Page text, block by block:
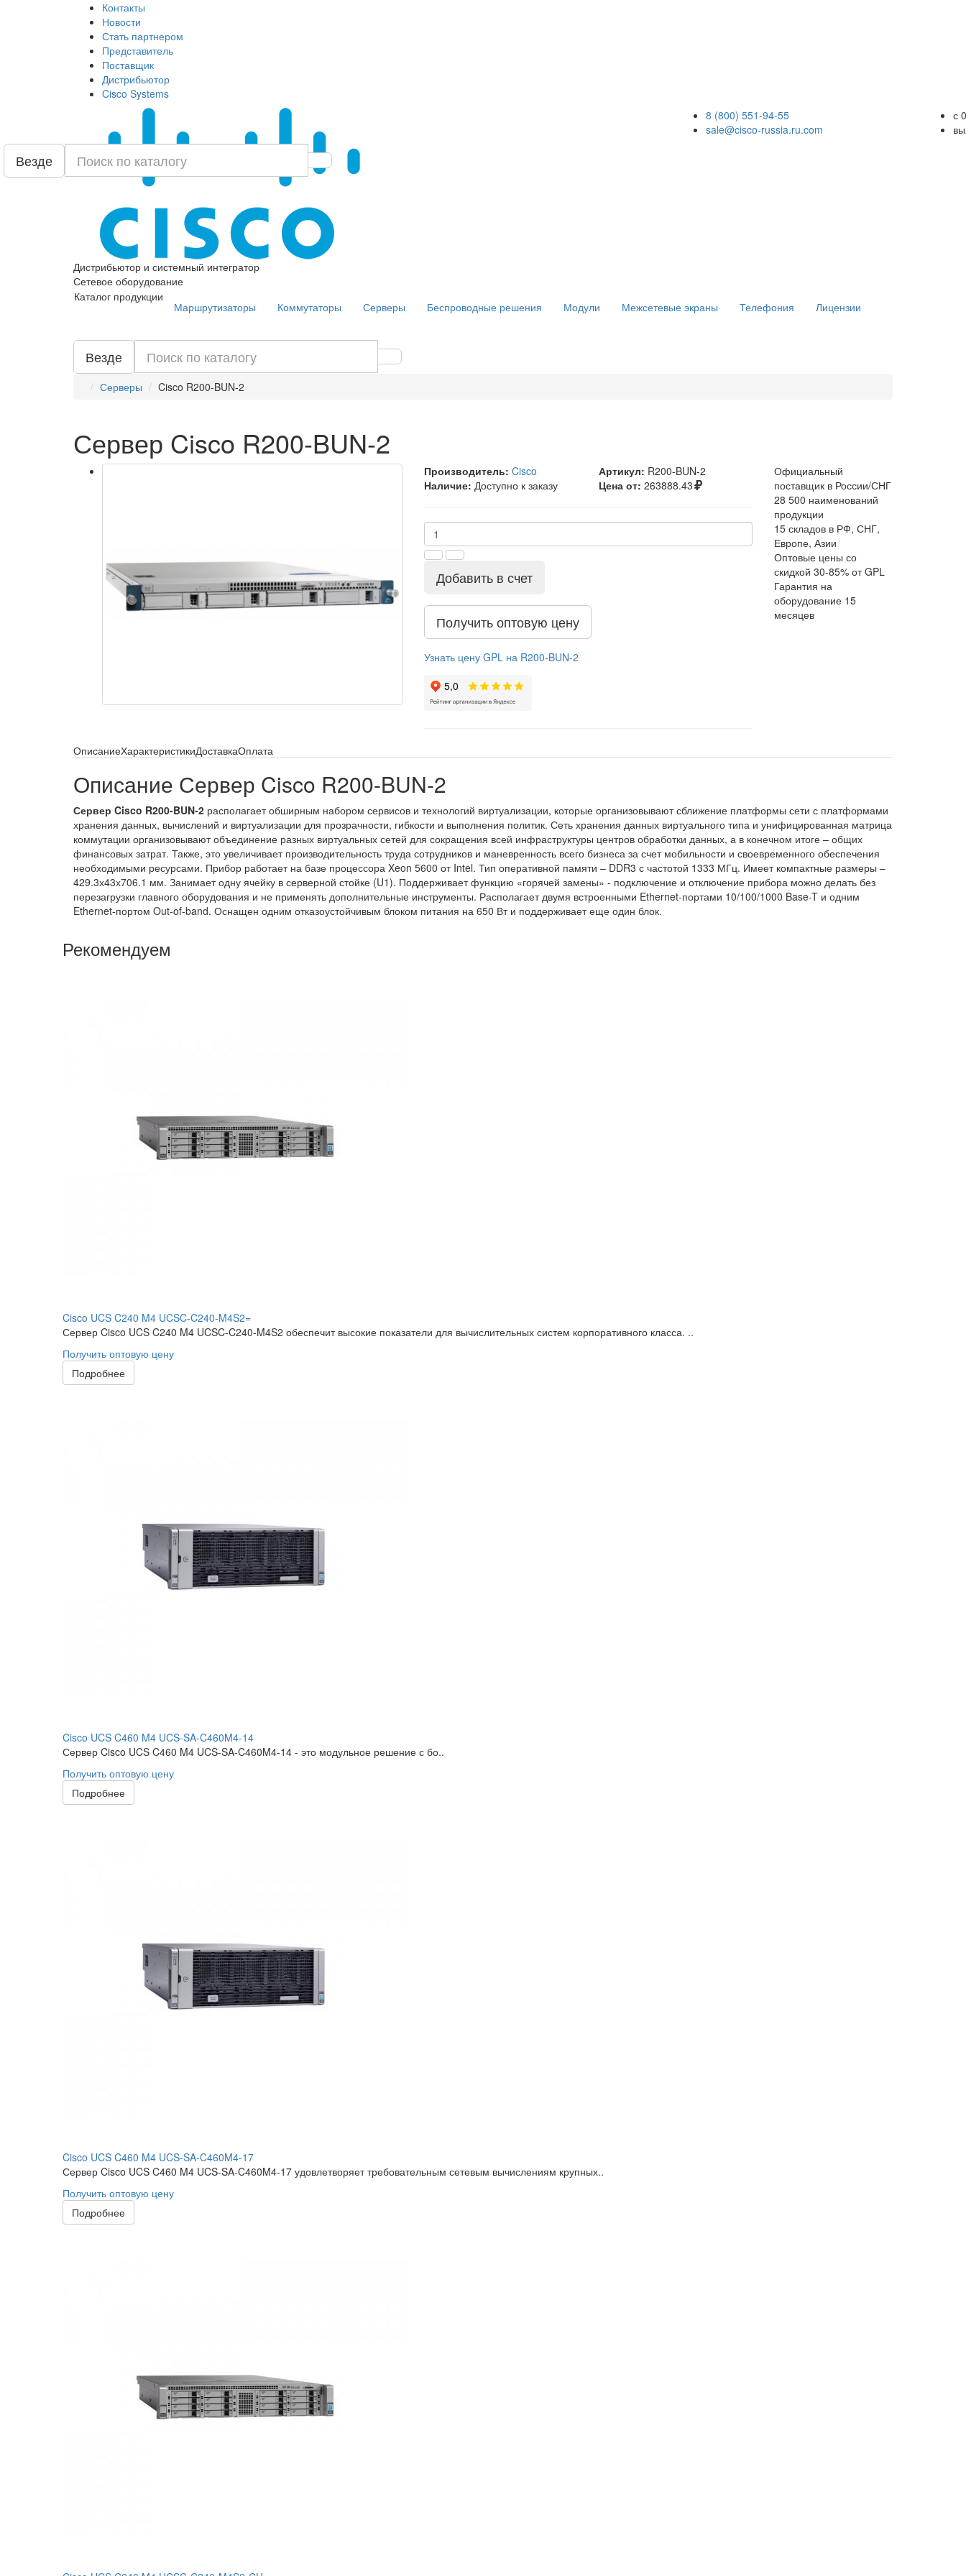
Контакты
Новости
Стать партнером
Представитель
Поставщик
Дистрибьютор
Cisco Systems
Дистрибьютор и системный интегратор
Сетевое оборудование
8 (800) 551-94-55
sale@cisco-russia.ru.com
с
Везде
Каталог продукции
Маршрутизаторы Коммутаторы Серверы Беспроводные решения Модули Межсетевые экраны Телефония Лицензии
Везде
Серверы Cisco R200-BUN-2
Сервер Cisco R200-BUN-2
Производитель: Cisco Артикул: R200-BUN-2
Наличие: Доступно к заказу Цена от: 263888.43
Добавить в счет
Получить оптовую цену
Узнать цену GPL на R200-BUN-2
Официальный
поставщик в России/СНГ
28 500 наименований
продукции
15 складов в РФ, СНГ,
Европе, Азии
Оптовые цены со
скидкой 30-85% от GPL
Гарантия на
оборудование 15
месяцев
ОписаниеХарактеристикиДоставкаОплата
Описание Сервер Cisco R200-BUN-2
Сервер Cisco R200-BUN-2 располагает обширным набором сервисов и технологий виртуализации, которые организовывают сближение платформы сети с платформами
хранения данных, вычислений и виртуализации для прозрачности, гибкости и выполнения политик. Сеть хранения данных виртуального типа и унифицированная матрица
коммутации организовывают объединение разных виртуальных сетей для сокращения всей инфраструктуры центров обработки данных, а в конечном итоге – общих
финансовых затрат. Также, это увеличивает производительность труда сотрудников и маневренность всего бизнеса за счет мобильности и своевременного обеспечения
необходимыми ресурсами. Прибор работает на базе процессора Xeon 5600 от Intel. Тип оперативной памяти – DDR3 с частотой 1333 МГц. Имеет компактные размеры –
429.3х43х706.1 мм. Занимает одну ячейку в серверной стойке (U1). Поддерживает функцию «горячей замены» - подключение и отключение прибора можно делать без
перезагрузки главного оборудования и не применять дополнительные инструменты. Располагает двумя встроенными Ethernet-портами 10/100/1000 Base-T и одним
Ethernet-портом Out-of-band. Оснащен одним отказоустойчивым блоком питания на 650 Вт и поддерживает еще один блок.
Рекомендуем
Cisco UCS C240 M4 UCSC-C240-M4S2=
Сервер Cisco UCS C240 M4 UCSC-C240-M4S2 обеспечит высокие показатели для вычислительных систем корпоративного класса. ..
Получить оптовую цену
Подробнее
Cisco UCS C460 M4 UCS-SA-C460M4-14
Сервер Cisco UCS C460 M4 UCS-SA-C460M4-14 - это модульное решение с бо..
Получить оптовую цену
Подробнее
Cisco UCS C460 M4 UCS-SA-C460M4-17
Сервер Cisco UCS C460 M4 UCS-SA-C460M4-17 удовлетворяет требовательным сетевым вычислениям крупных..
Получить оптовую цену
Подробнее